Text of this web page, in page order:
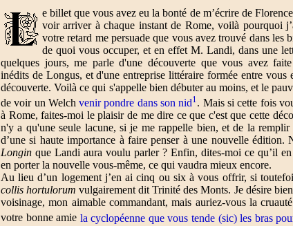
e billet que vous avez eu la bonté de m’écrire de
voir arriver à chaque instant de Rome, voilà pourquoi
votre retard me persuade que vous avez trouvé dans les
de quoi vous occuper, et en effet M. Landi, dans une
quelques jours, me parle d'une découverte que vous avez
inédits de Longus, et d'une entreprise littéraire formée entre vous
découverte. Voilà ce qui s'appelle bien débuter au moins, et le
de voir un Welchvenir pondre dans son nid1. Mais si cette fois
à Rome, faites-moi le plaisir de me dire ce que c'est que cette
n'y a qu'une seule lacune, si je me rappelle bien, et de la remplir
d’une si haute importance à faire penser à une nouvelle édition.
Longin que Landi aura voulu parler ? Enfin, dites-moi ce qu’il
en porter la nouvelle vous-même, ce qui vaudra mieux encore.
Au lieu d’un logement j’en ai cinq ou six à vous offrir, si
collis hortulorum vulgairement dit Trinité des Monts. Je désire
voisinage, mon aimable commandant, mais auriez-vous la
votre bonne amie la cyclopéenne que vous tende (sic) les bras